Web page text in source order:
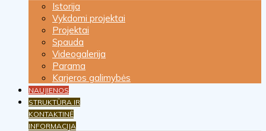
Istorija
Vykdomi projektai
Projektai
Spauda
Videogalerija
Parama
Karjeros galimybės
NAUJIENOS
STRUKTŪRA IR
KONTAKTINĖ
INFORMACIJA